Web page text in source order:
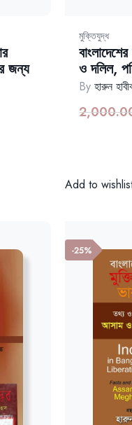
জন্য
মুক্তিযুদ্ধ
ও দলিল,
Byহারুন
Add to
-25%